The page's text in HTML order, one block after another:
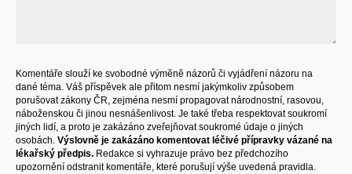
Komentáře slouží ke svobodné výměně názorů či vyjádření názoru na
dané téma. Váš příspěvek ale přitom nesmí jakýmkoliv způsobem
porušovat zákony ČR, zejména nesmí propagovat národnostní, rasovou,
náboženskou či jinou nesnášenlivost. Je také třeba respektovat soukromí
jiných lidí, a proto je zakázáno zveřejňovat soukromé údaje o jiných
osobách. Výslovně je zakázáno komentovat léčivé přípravky vázané na
lékařský předpis. Redakce si vyhrazuje právo bez předchozího
upozornění odstranit komentáře, které porušují výše uvedená pravidla.